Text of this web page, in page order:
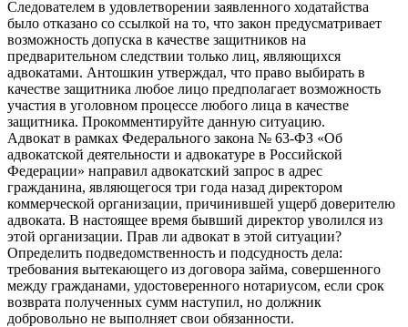
Следователем в удовлетворении заявленного ходатайства
было отказано со ссылкой на то, что закон предусматривает
возможность допуска в качестве защитников на
предварительном следствии только лиц, являющихся
адвокатами. Антошкин утверждал, что право выбирать в
качестве защитника любое лицо предполагает возможность
участия в уголовном процессе любого лица в качестве
защитника. Прокомментируйте данную ситуацию.
Адвокат в рамках Федерального закона № 63-ФЗ «Об
адвокатской деятельности и адвокатуре в Российской
Федерации» направил адвокатский запрос в адрес
гражданина, являющегося три года назад директором
коммерческой организации, причинившей ущерб доверителю
адвоката. В настоящее время бывший директор уволился из
этой организации. Прав ли адвокат в этой ситуации?
Определить подведомственность и подсудность дела:
требования вытекающего из договора займа, совершенного
между гражданами, удостоверенного нотариусом, если срок
возврата полученных сумм наступил, но должник
добровольно не выполняет свои обязанности.